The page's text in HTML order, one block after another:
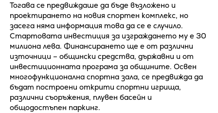
Тогава се предвиждаше да бъде възложено и
проектирането на новия спортен комплекс, но
засега няма информация това да се е случило.
Стартовата инвестиция за изграждането му е 30
милиона лева. Финансирането ще е от различни
източници – общински средства, държавни и от
инвестиционната програма за общините. Освен
многофункционална спортна зала, се предвижда да
бъдат построени открити спортни игрища,
различни съоръжения, плувен басейн и
общодостъпен паркинг.